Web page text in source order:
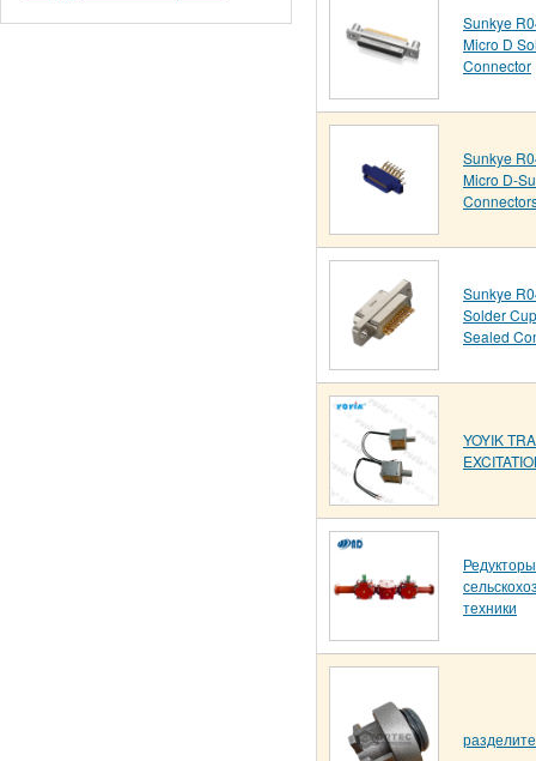
Sunkye
Micro D
Connector
Sunkye
Micro D-
Sunkye
Solder
Sealed
YOYIK
техники